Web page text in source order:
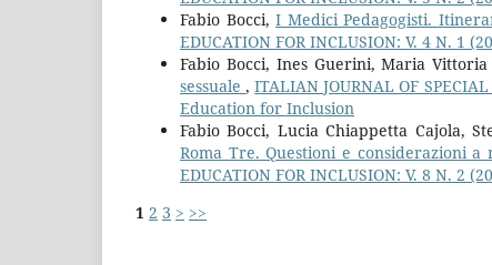
Fabio Bocci,I Medici Pedagogisti.
EDUCATION FOR INCLUSION: V. 4 N. 1
Fabio Bocci, Ines Guerini, Maria
sessuale,ITALIAN JOURNAL OF
Education for Inclusion
Fabio Bocci, Lucia Chiappetta Cajola,
Roma Tre. Questioni e considerazioni
EDUCATION FOR INCLUSION: V. 8 N. 2
1 2 3 > >>